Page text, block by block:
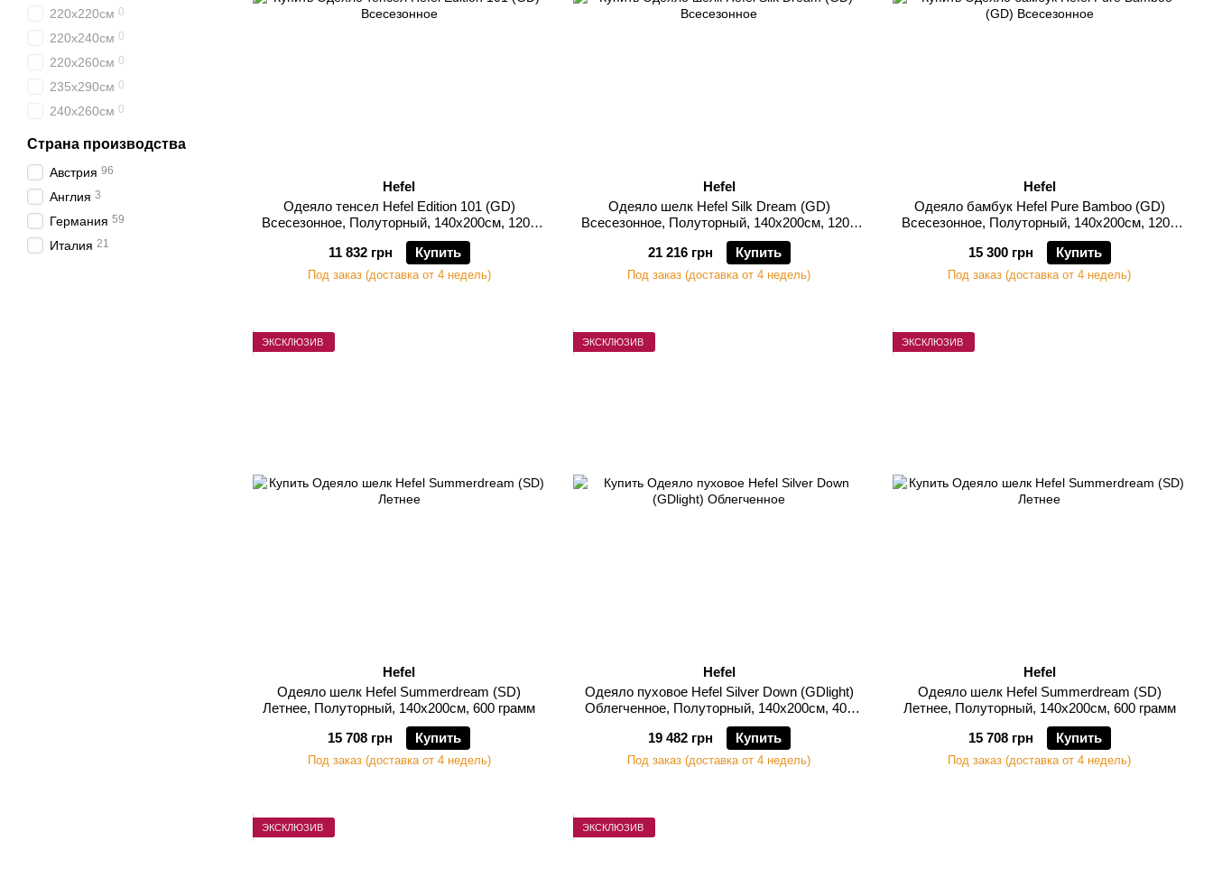
Hefel
Одеяло тенсел Hefel Edition 101 (GD)
Всесезонное, Полуторный, 140х200см, 1200
грамм
11 832 грн
Купить
Под заказ (доставка от 4 недель)
Hefel
Одеяло шелк Hefel Silk Dream (GD)
Всесезонное, Полуторный, 140х200см, 1200
грамм
21 216 грн
Купить
Под заказ (доставка от 4 недель)
Hefel
Одеяло бамбук Hefel Pure Bamboo (GD)
Всесезонное, Полуторный, 140х200см, 1200
грамм
15 300 грн
Купить
Под заказ (доставка от 4 недель)
ЭКСКЛЮЗИВ
Hefel
Одеяло шелк Hefel Summerdream (SD)
Летнее, Полуторный, 140х200см, 600 грамм
15 708 грн
Купить
Под заказ (доставка от 4 недель)
ЭКСКЛЮЗИВ
Hefel
Одеяло пуховое Hefel Silver Down (GDlight)
Облегченное, Полуторный, 140х200см, 400
грамм
19 482 грн
Купить
Под заказ (доставка от 4 недель)
ЭКСКЛЮЗИВ
Hefel
Одеяло шелк Hefel Summerdream (SD)
Летнее, Полуторный, 140х200см, 600 грамм
15 708 грн
Купить
Под заказ (доставка от 4 недель)
ЭКСКЛЮЗИВ ЭКСКЛЮЗИВ
220х220см 0
220х240см 0
220х260см 0
235х290см 0
240х260см 0
Страна производства
Австрия 96
Англия 3
Германия 59
Италия 21